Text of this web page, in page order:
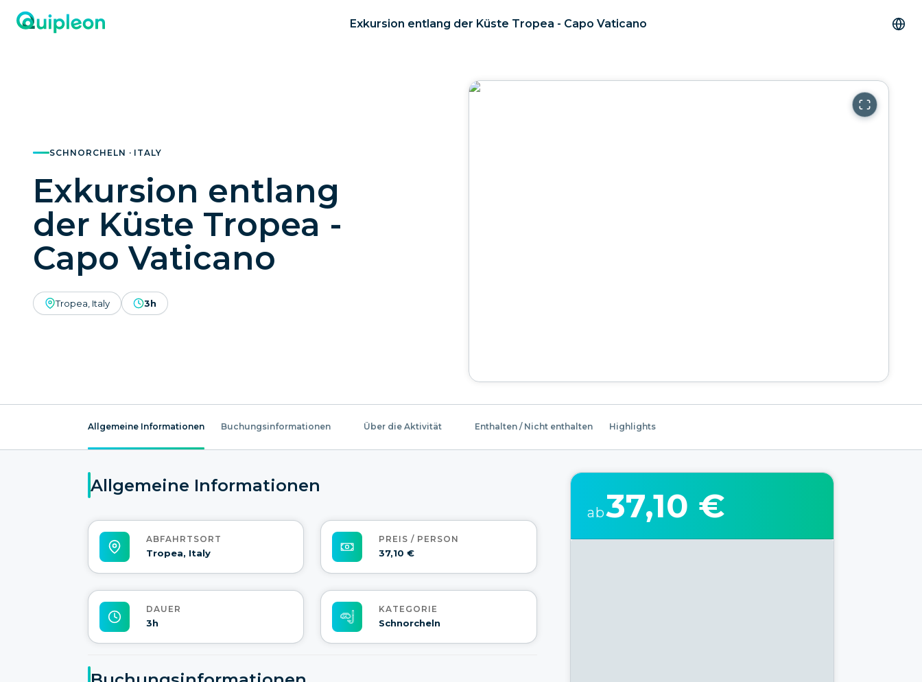
Exkursion entlang der Küste Tropea - Capo Vaticano
SCHNORCHELN · ITALY
Exkursion entlang
der Küste Tropea -
Capo Vaticano
Tropea, Italy 3h
Allgemeine Informationen Buchungsinformationen Über die Aktivität Enthalten / Nicht enthalten Highlights
Allgemeine Informationen
ABFAHRTSORT
Tropea, Italy
PREIS / PERSON
37,10 €
DAUER
3h
KATEGORIE
Schnorcheln
ab37,10 €